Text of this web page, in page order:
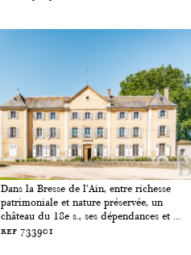
Dans la Bresse de l’Ain, entre richesse
patrimoniale et nature préservée, un
château du 18e s., ses dépendances et ...
ref 733901